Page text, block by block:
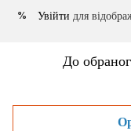
% Увійти для
До